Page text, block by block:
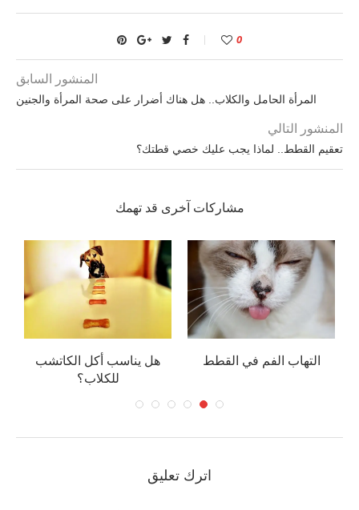
0
المنشور السابق
المرأة الحامل والكلاب.. هل هناك أضرار على صحة المرأة والجنين
المنشور التالي
تعقيم القطط.. لماذا يجب عليك خصي قطتك؟
مشاركات آخرى قد تهمك
التهاب الفم في القطط
هل يناسب أكل الكاتشب
للكلاب؟
اترك تعليق